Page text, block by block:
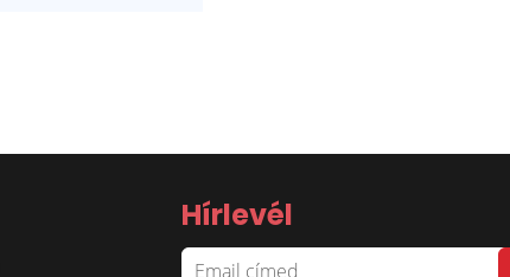
Hírlevél